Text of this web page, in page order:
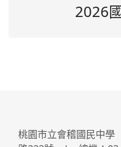
2026
桃園市立會稽國民中